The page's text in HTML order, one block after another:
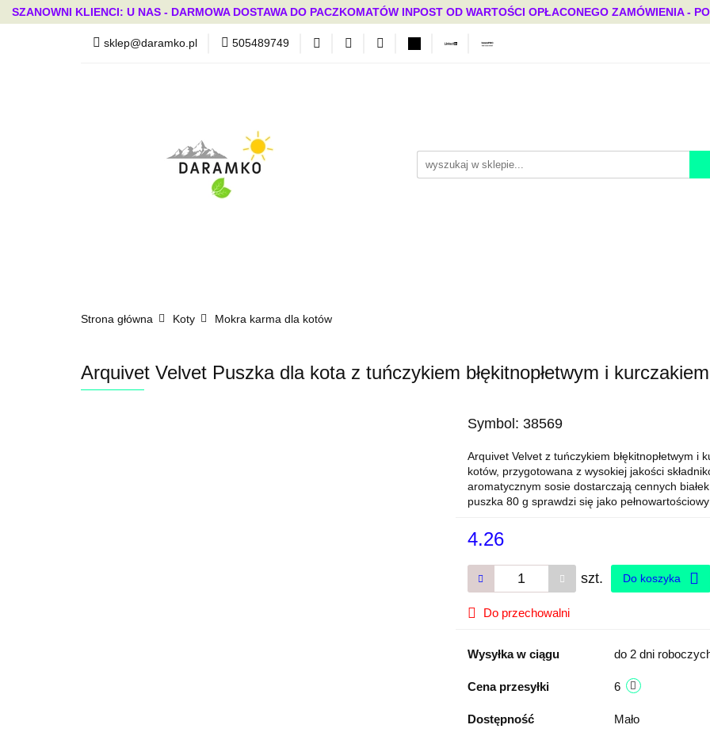
SZANOWNI KLIENCI: U NAS - DARMOWA DOSTAWA DO PACZKOMATÓW INPOST OD WARTOŚCI OPŁACONEGO ZAMÓWIENIA -
sklep@daramko.pl 505489749Nowości Bestsellery Mega okazje
Strona główna Koty Mokra karma dla kotów
Arquivet Velvet Puszka dla kota z tuńczykiem błękitnopłetwym i
Symbol: 38569
Arquivet Velvet z tuńczykiem błękitnopłetwym
kotów, przygotowana z wysokiej jakości
aromatycznym sosie dostarczają cennych
puszka 80 g sprawdzi się jako
4.26
szt. Do koszyka
Do przechowalni
Wysyłka w ciągu do 2 dni
Cena przesyłki 6
Dostępność Mało